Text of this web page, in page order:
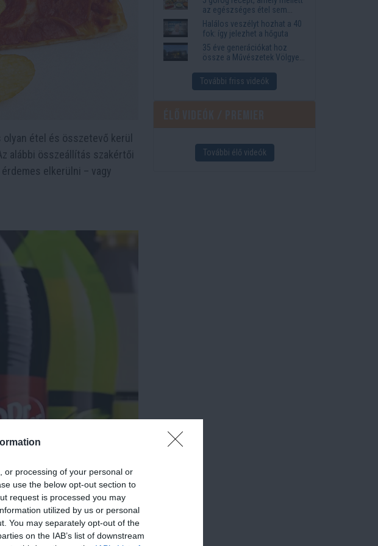
or processing of your personal or
use the below opt-out section to
request is processed you may
utilized by us or personal
You may separately opt-out of the
on the IAB’s list of downstream
étel és összetevő kerül
alábbi összeállítás szakértői
elkerülni – vagy
folyékony cukor
állítják elő
az egészséges étel sem
tűnik lemondásnak
Halálos veszélyt hozhat a 40
fok: így jelezhet a hőguta
35 éve generációkat hoz
össze a Művészetek Völgye
és a bérletár
További friss videók
További élő videók